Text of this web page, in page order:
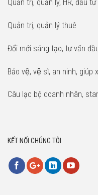
Quản trị, quản lý, HR, đầu tư
Quản trị, quản lý thuê
Đổi mới sáng tạo, tư vấn
Bảo vệ, vệ sĩ, an ninh, giúp
Câu lạc bộ doanh nhân,
KẾT NỐI CHÚNG TÔI